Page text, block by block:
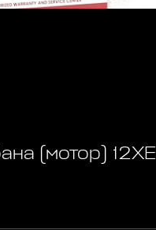
(мотор) 12ХЕ